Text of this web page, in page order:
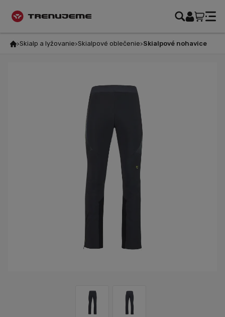
Skialp a lyžovanie Skialpové oblečenie Skialpové nohavice